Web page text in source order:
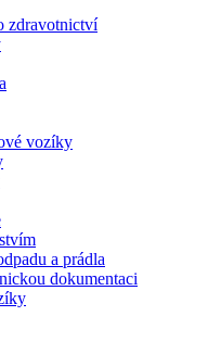
zdravotnictví
vozíky
a prádla
dokumentaci